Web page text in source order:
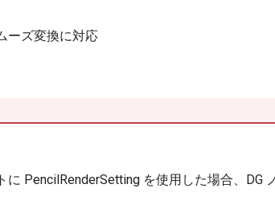
ーズ変換に対応
PencilRenderSetting を使用した場合、DG